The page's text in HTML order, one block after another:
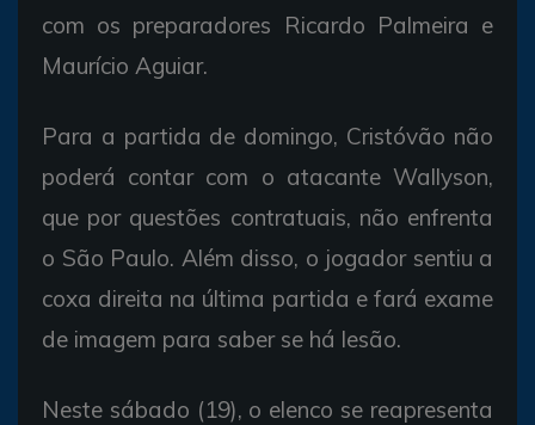
com os preparadores Ricardo Palmeira e
Maurício Aguiar.
Para a partida de domingo, Cristóvão não
poderá contar com o atacante Wallyson,
que por questões contratuais, não enfrenta
o São Paulo. Além disso, o jogador sentiu a
coxa direita na última partida e fará exame
de imagem para saber se há lesão.
Neste sábado (19), o elenco se reapresenta